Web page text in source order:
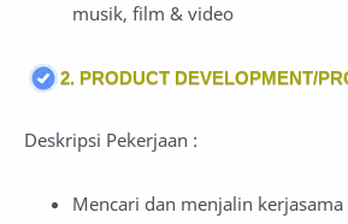
musik, film & video
2. PRODUCT DEVELOPMENT/
Deskripsi Pekerjaan :
Mencari dan menjalin kerjasama